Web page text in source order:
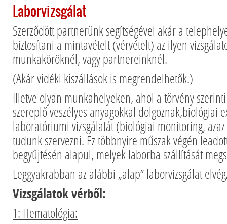
Laborvizsgálat
Szerződött partnerünk segítségével akár a
biztosítani a mintavételt (vérvételt) az ilyen
munkaköröknél, vagy partnereinknél.
(Akár vidéki kiszállások is megrendelhetők.)
Illetve olyan munkahelyeken, ahol a törvény
szereplő veszélyes anyagokkal dolgoznak,biológiai
laboratóriumi vizsgálatát (biológiai monitoring,
tudunk szervezni. Ez többnyire műszak végén
begyűjtésén alapul, melyek laborba szállítását
Leggyakrabban az alábbi „alap” laborvizsgálat
Vizsgálatok vérből:
1: Hematológia: